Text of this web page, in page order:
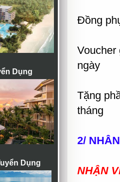
Dụng
Dụng
Đồng
Voucher
ngày
Tặng
tháng
2/
NHẬN